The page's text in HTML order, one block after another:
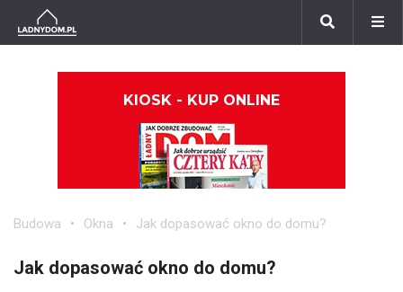
KIOSK - KUP ONLINE
Budowa Okna Jak dopasować okno do domu?
Jak dopasować okno do domu?